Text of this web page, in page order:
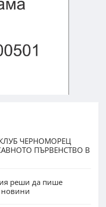
ЧЕРНОМОРЕЦ
ПЪРВЕНСТВО В
реши да пише
новини